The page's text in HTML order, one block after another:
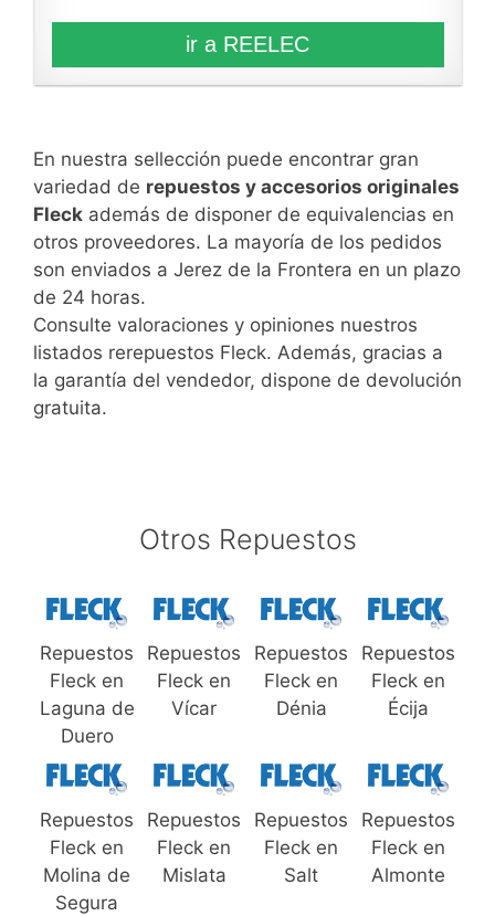
ir a REELEC
En nuestra sellección puede encontrar gran
variedad de repuestos y accesorios originales
Fleck además de disponer de equivalencias en
otros proveedores. La mayoría de los pedidos
son enviados a Jerez de la Frontera en un plazo
de 24 horas.
Consulte valoraciones y opiniones nuestros
listados rerepuestos Fleck. Además, gracias a
la garantía del vendedor, dispone de devolución
gratuita.
Otros Repuestos
Repuestos
Fleck en
Laguna de
Duero
Repuestos
Fleck en
Vícar
Repuestos
Fleck en
Dénia
Repuestos
Fleck en
Écija
Repuestos
Fleck en
Molina de
Segura
Repuestos
Fleck en
Mislata
Repuestos
Fleck en
Salt
Repuestos
Fleck en
Almonte